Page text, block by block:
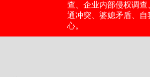
查、企业内部侵权调
通冲突、婆媳矛盾、
心。